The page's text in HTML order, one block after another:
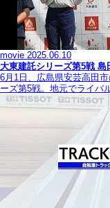
movie 2025.06.10
大東建託シリーズ第5戦
6月1日、広島県安芸高田
ーズ第5戦。地元でライバ